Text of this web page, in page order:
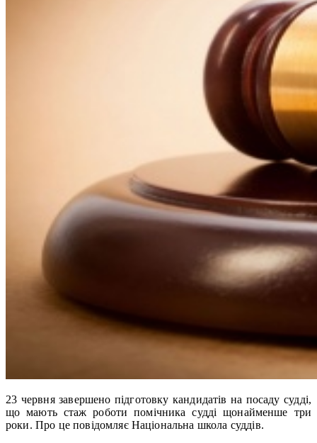
23 червня завершено підготовку кандидатів на посаду судді,
що мають стаж роботи помічника судді щонайменше три
роки. Про це повідомляє Національна школа суддів.